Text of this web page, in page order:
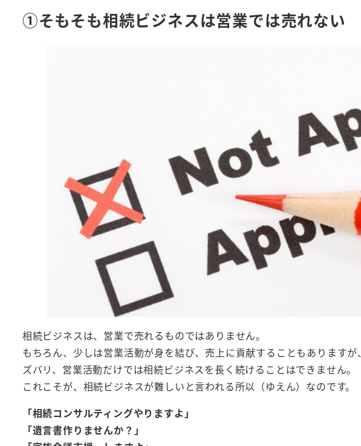
①そもそも相続ビジネスは営業では売れない
相続ビジネスは、営業で売れるものではありません。
もちろん、少しは営業活動が身を結び、売上に貢献することもありますが、
ズバリ、営業活動だけでは相続ビジネスを長く続けることはできません。
これこそが、相続ビジネスが難しいと言われる所以（ゆえん）なのです。
「相続コンサルティングやりますよ」
「遺言書作りませんか？」